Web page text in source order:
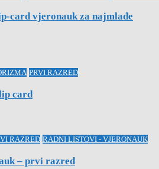
card vjeronauk za najmlađe
PRVI RAZRED
card
RAZRED RADNI LISTOVI - VJERONAUK
– prvi razred